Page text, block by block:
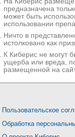
предназначена
может быть
использовании
Ничто в
истолковано как
К Киберис не могут
ущерба или вреда,
размещенной на
Пользовательское
Обработка